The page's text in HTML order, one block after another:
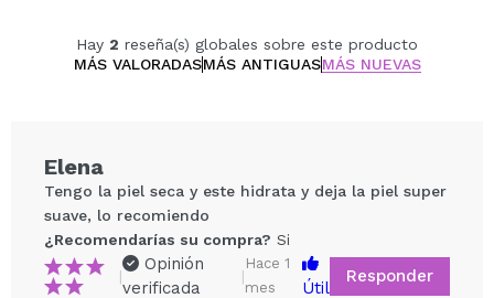
eficaz y respetuoso.
Hay 2 reseña(s) globales sobre este producto
MÁS VALORADASMÁS ANTIGUASMÁS NUEVAS
Elena
Tengo la piel seca y este hidrata y deja la piel super
suave, lo recomiendo
¿Recomendarías su compra? Si
|
Opinión
verificada
|
Hace 1
mes
Útil
Responder